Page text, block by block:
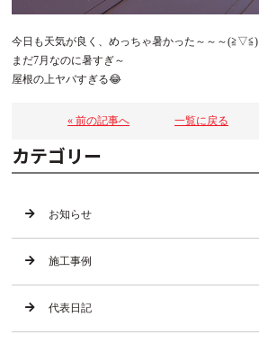
今日も天気が良く、めっちゃ暑かった～～～(≧▽≦)
まだ7月なのに暑すぎ～
屋根の上ヤバすぎる😂
« 前の記事へ 一覧に戻る
カテゴリー
お知らせ
施工事例
代表日記